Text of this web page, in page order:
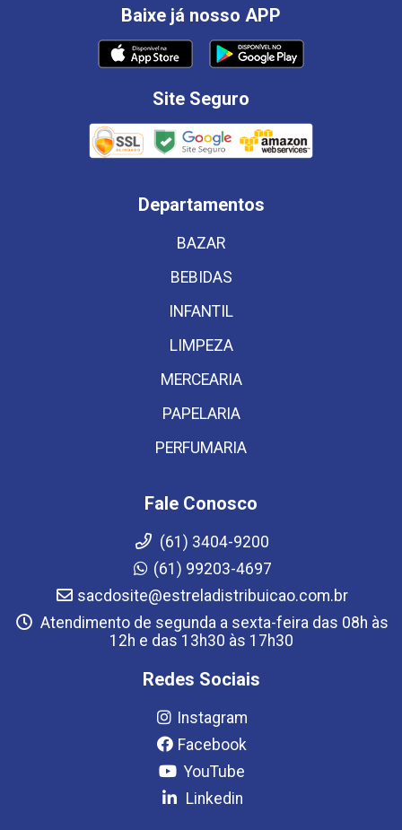
Baixe já nosso APP
Site Seguro
Departamentos
BAZAR
BEBIDAS
INFANTIL
LIMPEZA
MERCEARIA
PAPELARIA
PERFUMARIA
Fale Conosco
(61) 3404-9200
(61) 99203-4697
sacdosite@estreladistribuicao.com.br
Atendimento de segunda a sexta-feira das 08h às
12h e das 13h30 às 17h30
Redes Sociais
Instagram
Facebook
YouTube
Linkedin